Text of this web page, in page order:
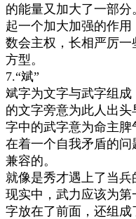
的能量又加大了一部分
起一个加大加强的作
数会主权，长相严厉
方型。
7.“斌”
斌字为文字与武字组
的文字旁意为此人出
字中的武字意为命主
在着一个自我矛盾的
兼容的。
就像是秀才遇上了当
现实中，武力应该为
字放在了前面，还组